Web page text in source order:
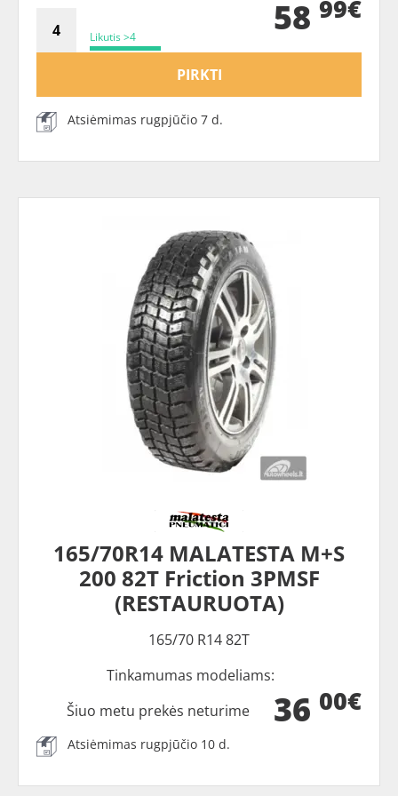
Likutis >4 58 99€
PIRKTI
Atsiėmimas rugpjūčio 7 d.
165/70R14 MALATESTA M+S
200 82T Friction 3PMSF
(RESTAURUOTA)
165/70 R14 82T
Tinkamumas modeliams:
36 00€
Šiuo metu prekės neturime
Atsiėmimas rugpjūčio 10 d.